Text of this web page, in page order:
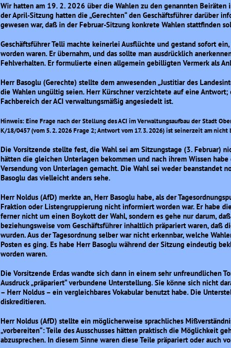
Wir hatten am 19. 2. 2026 über die Wahlen zu den genannten Beiräten
der April-Sitzung hatten die „Gerechten“ den Geschäftsführer darüber
gewesen war, daß in der Februar-Sitzung konkrete Wahlen stattfinden
Geschäftsführer Telli machte keinerlei Ausflüchte und gestand sofort
worden waren. Er übernahm, und das sollte man ausdrücklich
Fehlverhalten. Er formulierte einen allgemein gebilligten Vermerk als
Herr Basoglu (Gerechte) stellte dem anwesenden „Justitiar des
die Wahlen ungültig seien. Herr Kürschner verzichtete auf eine
Fachbereich der ACI verwaltungsmäßig angesiedelt ist.
Hinweis: Eine Frage nach der Stellung des ACI im Verwaltungsaufbau der Stadt
K/18/0457 (vom 5. 2. 2026 Frage 2; Antwort vom 17. 3. 2026) ist seinerzeit am
Die Vorsitzende stellte fest, die Wahl sei am Sitzungstage (3. Februar)
hätten die gleichen Unterlagen bekommen und nach ihrem Wissen
Versendung von Unterlagen gemacht. Die Wahl sei weder beanstandet
Basoglu das vielleicht anders sehe.
Herr Noldus (AfD) merkte an, Herr Basoglu habe, als der
Fraktion oder Listengruppierung nicht informiert worden war. Er habe
ferner nicht um einen Boykott der Wahl, sondern es gehe nur darum,
beziehungsweise vom Geschäftsführer inhaltlich präpariert waren, daß
wurden. Aus der Tagesordnung selber war nicht erkennbar, welche
Posten es ging. Es habe Herr Basoglu während der Sitzung eindeutig
worden waren.
Die Vorsitzende Erdas wandte sich dann in einem sehr unfreundlichen
Ausdruck „präpariert“ verbundene Unterstellung. Sie könne sich nicht
– Herr Noldus – ein vergleichbares Vokabular benutzt habe. Die
diskreditieren.
Herr Noldus (AfD) stellte ein möglicherweise sprachliches
„vorbereiten“: Teile des Ausschusses hätten praktisch die Möglichkeit
abzusprechen. In diesem Sinne waren diese Teile präpariert oder auch